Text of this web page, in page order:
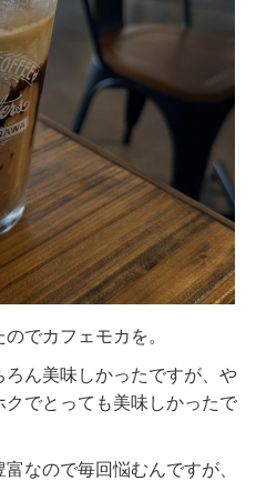
でカフェモカを。
ん美味しかったですが、や
でとっても美味しかったで
なので毎回悩むんですが、